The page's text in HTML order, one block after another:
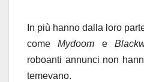
In più hanno dalla loro
comeMydoom e
roboanti annunci non
temevano.